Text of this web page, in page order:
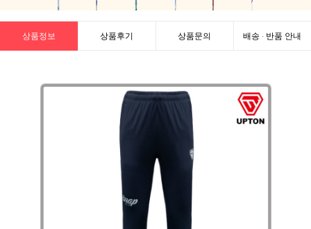
상품정보 상품후기 상품문의 배송 · 반품 안내